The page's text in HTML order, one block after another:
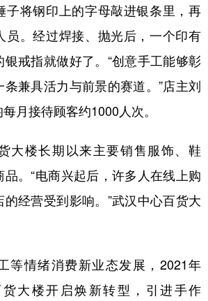
子将钢印上的字母敲进银条里，再
员。经过焊接、抛光后，一个印有
戒指就做好了。“创意手工能够彰
兼具活力与前景的赛道。”店主刘
月接待顾客约1000人次。
楼长期以来主要销售服饰、鞋
。“电商兴起后，许多人在线上购
经营受到影响。”武汉中心百货大
情绪消费新业态发展，2021年
大楼开启焕新转型，引进手作